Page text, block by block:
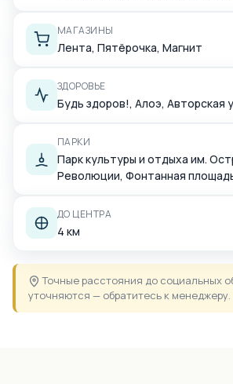
МАГАЗИНЫ
Лента, Пятёрочка, Магнит
ЗДОРОВЬЕ
Будь здоров!, Алоэ, Авторская
ПАРКИ
Парк культуры и отдыха им.
Революции, Фонтанная
ДО ЦЕНТРА
4 км
Точные расстояния до социальных
уточняются — обратитесь к менеджеру.